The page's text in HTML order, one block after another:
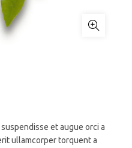
et augue orci a
ullamcorper torquent a